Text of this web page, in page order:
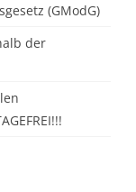
(GModG)
der